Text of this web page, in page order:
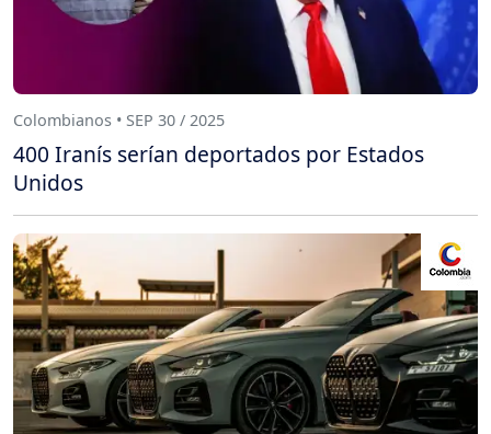
Colombianos • SEP 30 / 2025
400 Iranís serían deportados por Estados
Unidos